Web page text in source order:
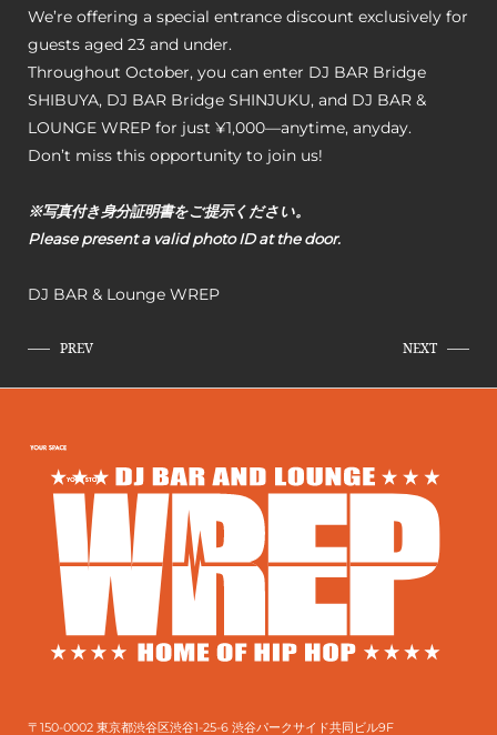
We’re offering a special entrance discount exclusively for
guests aged 23 and under.
Throughout October, you can enter DJ BAR Bridge
SHIBUYA, DJ BAR Bridge SHINJUKU, and DJ BAR &
LOUNGE WREP for just ¥1,000—anytime, anyday.
Don’t miss this opportunity to join us!
※写真付き身分証明書をご提示ください。
Please present a valid photo ID at the door.
DJ BAR & Lounge WREP
PREV NEXT
〒150-0002 東京都渋谷区渋谷1-25-6 渋谷パークサイド共同ビル9F